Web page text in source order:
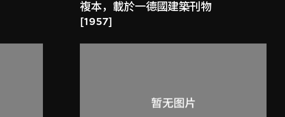
複本，載於一德國建築刊物
[1957]